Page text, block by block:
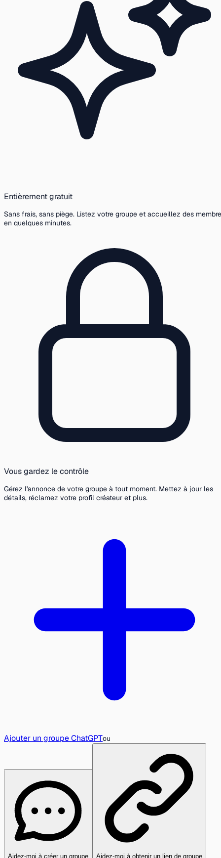
Entièrement gratuit
Sans frais, sans piège. Listez votre groupe et accueillez des
en quelques minutes.
Vous gardez le contrôle
Gérez l'annonce de votre groupe à tout moment. Mettez à jour les
détails, réclamez votre profil créateur et plus.
Ajouter un groupe ChatGPTou
Aidez-moi à créer un groupe Aidez-moi à obtenir un lien de groupe